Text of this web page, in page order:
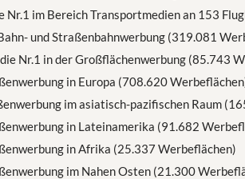
Nr.1 im Bereich Transportmedien an 153
und Straßenbahnwerbung (319.081
Nr.1 in der Großflächenwerbung (85.743
in Europa (708.620
im asiatisch-pazifischen Raum
in Lateinamerika (91.682
in Afrika (25.337 Werbeflächen)
im Nahen Osten (21.300